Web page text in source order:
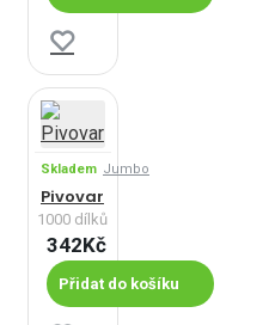
Skladem Jumbo
Pivovar
1000 dílků
342Kč
Přidat do košíku